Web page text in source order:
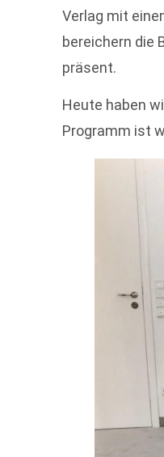
Verlag mit
bereichern die
präsent.
Heute haben
Programm ist